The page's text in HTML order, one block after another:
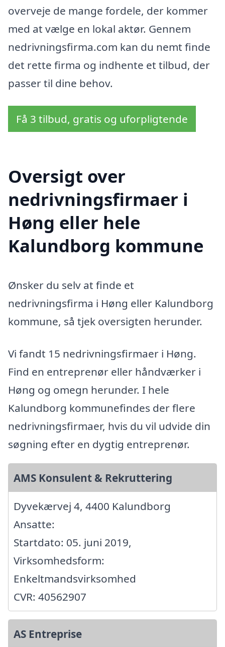
overveje de mange fordele, der kommer
med at vælge en lokal aktør. Gennem
nedrivningsfirma.com kan du nemt finde
det rette firma og indhente et tilbud, der
passer til dine behov.
Få 3 tilbud, gratis og uforpligtende
Oversigt over
nedrivningsfirmaer i
Høng eller hele
Kalundborg kommune
Ønsker du selv at finde et
nedrivningsfirma i Høng eller Kalundborg
kommune, så tjek oversigten herunder.
Vi fandt 15 nedrivningsfirmaer i Høng.
Find en entreprenør eller håndværker i
Høng og omegn herunder. I hele
Kalundborg kommunefindes der flere
nedrivningsfirmaer, hvis du vil udvide din
søgning efter en dygtig entreprenør.
AMS Konsulent & Rekruttering
Dyvekærvej 4, 4400 Kalundborg
Ansatte:
Startdato: 05. juni 2019,
Virksomhedsform:
Enkeltmandsvirksomhed
CVR: 40562907
AS Entreprise